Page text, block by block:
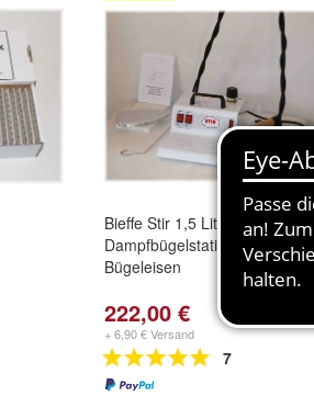
Bieffe Stir 1,5 Liter Kessel
Dampfbügelstation mit
Bügeleisen
222,00 €
+ 6,90 € Versand
7